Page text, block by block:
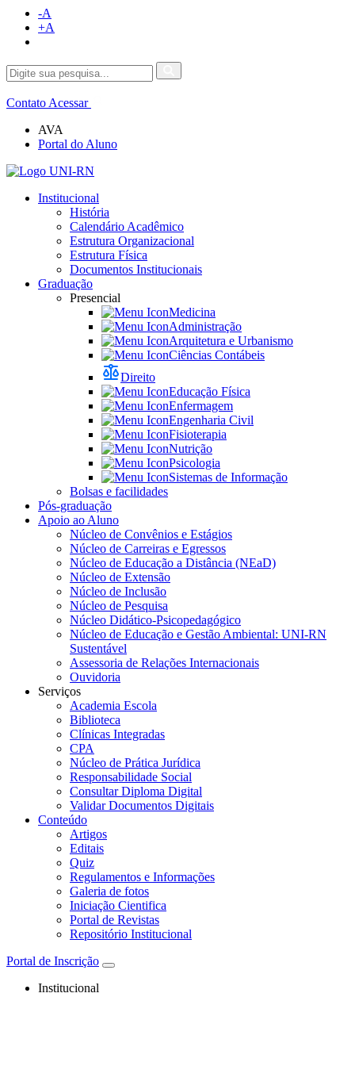
-A
+A
Contato Acessar
AVA
Portal do Aluno
Institucional
História
Calendário Acadêmico
Estrutura Organizacional
Estrutura Física
Documentos Institucionais
Graduação
Presencial
Medicina
Administração
Arquitetura e Urbanismo
Ciências Contábeis
Direito
Educação Física
Enfermagem
Engenharia Civil
Fisioterapia
Nutrição
Psicologia
Sistemas de Informação
Bolsas e facilidades
Pós-graduação
Apoio ao Aluno
Núcleo de Convênios e Estágios
Núcleo de Carreiras e Egressos
Núcleo de Educação a Distância (NEaD)
Núcleo de Extensão
Núcleo de Inclusão
Núcleo de Pesquisa
Núcleo Didático-Psicopedagógico
Núcleo de Educação e Gestão Ambiental: UNI-RN
Sustentável
Assessoria de Relações Internacionais
Ouvidoria
Serviços
Academia Escola
Biblioteca
Clínicas Integradas
CPA
Núcleo de Prática Jurídica
Responsabilidade Social
Consultar Diploma Digital
Validar Documentos Digitais
Conteúdo
Artigos
Editais
Quiz
Regulamentos e Informações
Galeria de fotos
Iniciação Cientifica
Portal de Revistas
Repositório Institucional
Portal de Inscrição
Institucional